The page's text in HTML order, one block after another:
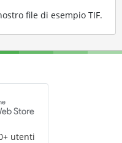
file di esempio TIF.
utenti